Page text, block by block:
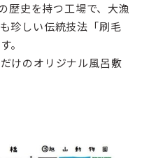
歴史を持つ工場で、大漁
珍しい伝統技法「刷毛
。
けのオリジナル風呂敷